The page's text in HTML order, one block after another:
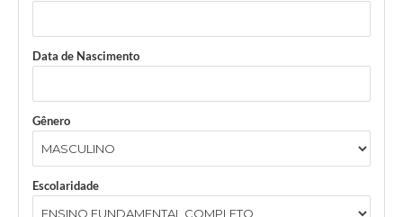
Data de Nascimento
Gênero
Escolaridade